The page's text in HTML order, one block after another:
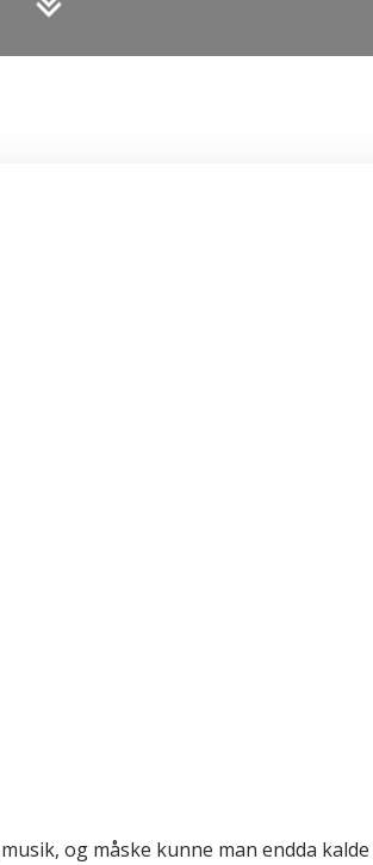
og måske kunne man endda kalde